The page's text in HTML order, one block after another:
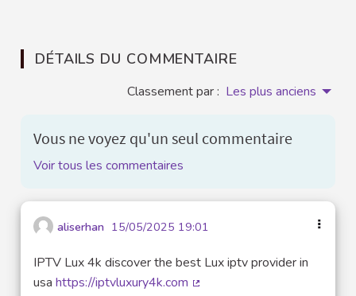
DÉTAILS DU COMMENTAIRE
Classement par : Les plus anciens
Vous ne voyez qu'un seul commentaire
Voir tous les commentaires
aliserhan 15/05/2025 19:01
IPTV Lux 4k discover the best Lux iptv provider in
usa https://iptvluxury4k.com